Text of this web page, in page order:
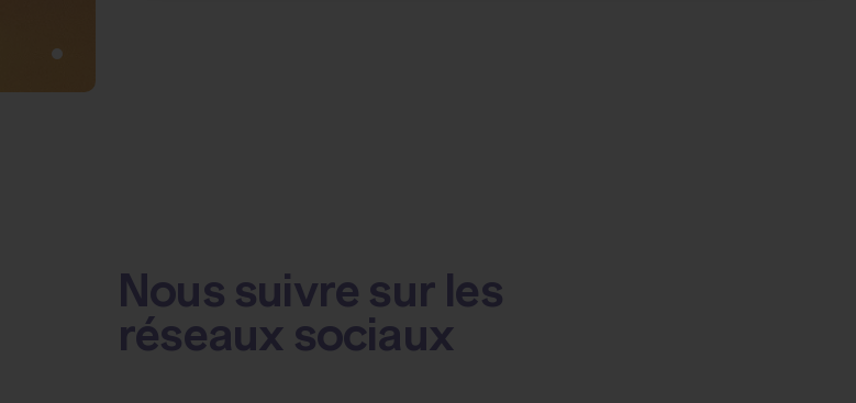
Nous suivre sur les
réseaux sociaux